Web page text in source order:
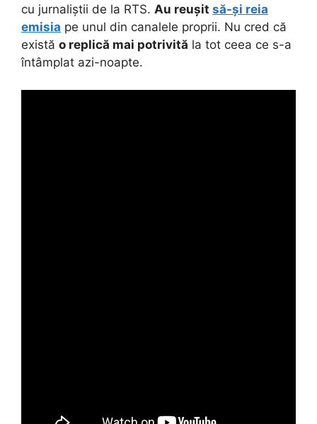
cu jurnaliștii de la RTS. Au reușit să-și reia
emisia pe unul din canalele proprii. Nu cred că
există o replică mai potrivită la tot ceea ce s-a
întâmplat azi-noapte.